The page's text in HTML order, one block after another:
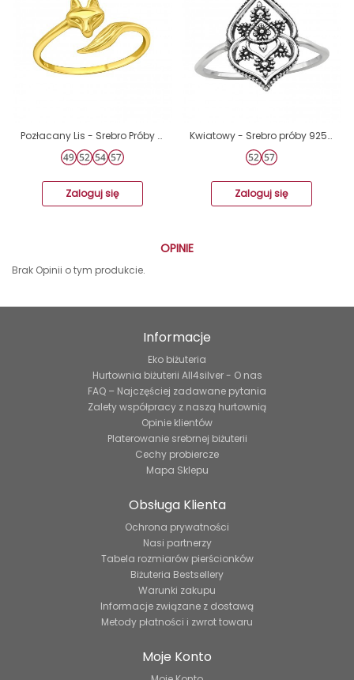
Pozłacany Lis - Srebro Próby 925 Srebrne Pierścionki A4S46647
Zaloguj się
Kwiatowy - Srebro próby 925 Srebrne pierścionki A4S46325
Zaloguj się
OPINIE
Brak Opinii o tym produkcie.
Informacje
Eko biżuteria
Hurtownia biżuterii All4silver - O nas
FAQ – Najczęściej zadawane pytania
Zalety współpracy z naszą hurtownią
Opinie klientów
Platerowanie srebrnej biżuterii
Cechy probiercze
Mapa Sklepu
Obsługa Klienta
Ochrona prywatności
Nasi partnerzy
Tabela rozmiarów pierścionków
Biżuteria Bestsellery
Warunki zakupu
Informacje związane z dostawą
Metody płatności i zwrot towaru
Moje Konto